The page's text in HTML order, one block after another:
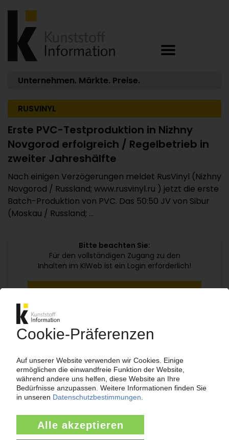
Unternehmen. Märkte. Preise.
RUSVINYL
Erste PVC-Testproduktion in Nizhny
Novgorod erfolgreich / Regelbetrieb in
zweiter Jahreshälfte
Nach einigen Verzögerungen meldet RusVinyl (Nizhny
Novgorod / Russland; www.rusvinyl.ru ) jetzt die erste
Batch-Produktion von PVC. Das 50:50 JV von Sibur
(Moskau / Russland; ...
Bitte beachten Sie:
Für den vollständigen Zugang zu den
Inhalten im KIWeb ist ein Login erforderlich!
Ihr KI Zugang
ab 99€/Monat
Bereits KI-Abonnent? Jetzt